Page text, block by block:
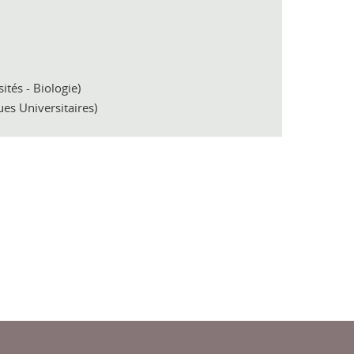
- Biologie)
Universitaires)